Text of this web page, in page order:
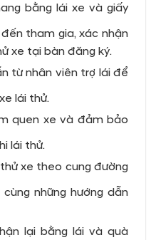
bằng lái xe và giấy
tham gia, xác nhận
xe tại bàn đăng ký.
từ nhân viên trợ lái để
lái thử.
quen xe và đảm bảo
lái thử.
xe theo cung đường
những hướng dẫn
lại bằng lái và quà